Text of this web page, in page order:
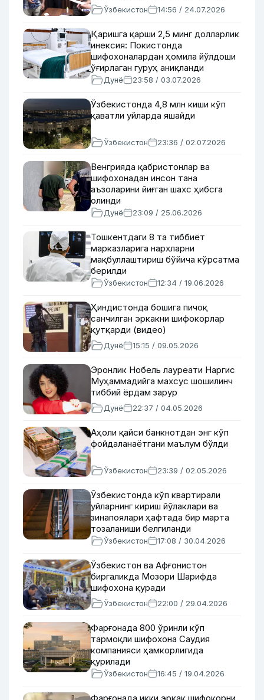
Ўзбекистон 14:56 / 24.07.2026
Қаришга қарши 2,5 минг долларлик
инексия: Покистонда
шифохоналардан ҳомила йўлдоши
ўғирлаган гуруҳ аниқланди
Дунё 23:58 / 03.07.2026
Ўзбекистонда 4,8 млн киши кўп
қаватли уйларда яшайди
Ўзбекистон 23:36 / 02.07.2026
Венгрияда қабристонлар ва
шифохонадан инсон тана
аъзоларини йиғган шахс ҳибсга
олинди
Дунё 23:09 / 25.06.2026
Тошкентдаги 8 та тиббиёт
марказларига нархларни
мақбуллаштириш бўйича кўрсатма
берилди
Ўзбекистон 12:34 / 19.06.2026
Ҳиндистонда бошига пичоқ
санчилган эркакни шифокорлар
қутқарди (видео)
Дунё 15:15 / 09.05.2026
Эронлик Нобель лауреати Наргис
Муҳаммадийга махсус шошилинч
тиббий ёрдам зарур
Дунё 22:37 / 04.05.2026
Аҳоли қайси банкнотдан энг кўп
фойдаланаётгани маълум бўлди
Ўзбекистон 23:39 / 02.05.2026
Ўзбекистонда кўп квартирали
уйларнинг кириш йўлаклари ва
зинапоялари ҳафтада бир марта
тозаланиши белгиланди
Ўзбекистон 17:08 / 30.04.2026
Ўзбекистон ва Афғонистон
биргаликда Мозори Шарифда
шифохона қуради
Ўзбекистон 22:00 / 29.04.2026
Фарғонада 800 ўринли кўп
тармоқли шифохона Саудия
компанияси ҳамкорлигида
қурилади
Ўзбекистон 16:45 / 19.04.2026